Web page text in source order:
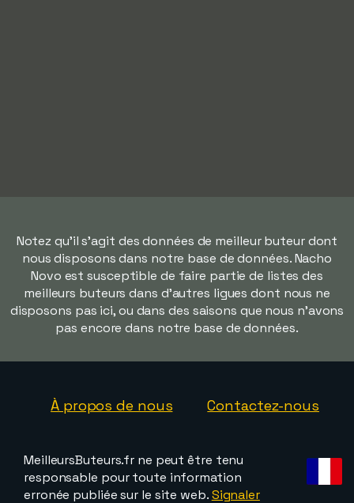
Notez qu'il s'agit des données de meilleur buteur dont
nous disposons dans notre base de données. Nacho
Novo est susceptible de faire partie de listes des
meilleurs buteurs dans d'autres ligues dont nous ne
disposons pas ici, ou dans des saisons que nous n'avons
pas encore dans notre base de données.
À propos de nous Contactez-nous
MeilleursButeurs.fr ne peut être tenu
responsable pour toute information
erronée publiée sur le site web.Signaler